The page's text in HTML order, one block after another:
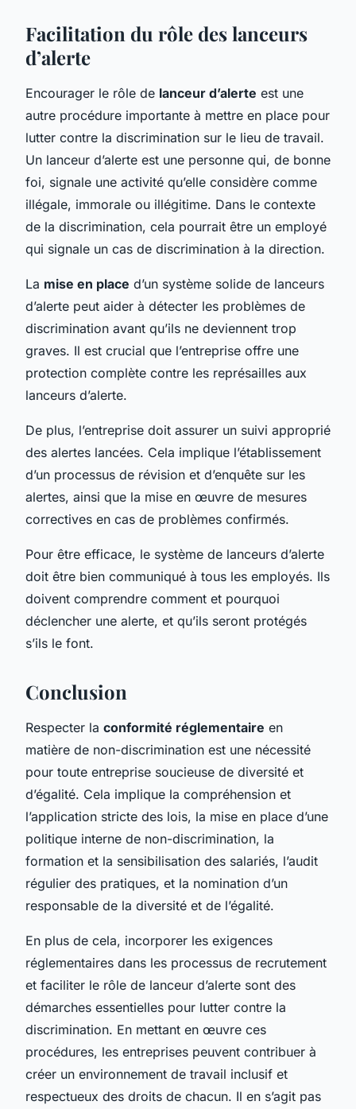
Facilitation du rôle des lanceurs
d’alerte
Encourager le rôle de lanceur d’alerte est une
autre procédure importante à mettre en place pour
lutter contre la discrimination sur le lieu de travail.
Un lanceur d’alerte est une personne qui, de bonne
foi, signale une activité qu’elle considère comme
illégale, immorale ou illégitime. Dans le contexte
de la discrimination, cela pourrait être un employé
qui signale un cas de discrimination à la direction.
La mise en place d’un système solide de lanceurs
d’alerte peut aider à détecter les problèmes de
discrimination avant qu’ils ne deviennent trop
graves. Il est crucial que l’entreprise offre une
protection complète contre les représailles aux
lanceurs d’alerte.
De plus, l’entreprise doit assurer un suivi approprié
des alertes lancées. Cela implique l’établissement
d’un processus de révision et d’enquête sur les
alertes, ainsi que la mise en œuvre de mesures
correctives en cas de problèmes confirmés.
Pour être efficace, le système de lanceurs d’alerte
doit être bien communiqué à tous les employés. Ils
doivent comprendre comment et pourquoi
déclencher une alerte, et qu’ils seront protégés
s’ils le font.
Conclusion
Respecter la conformité réglementaire en
matière de non-discrimination est une nécessité
pour toute entreprise soucieuse de diversité et
d’égalité. Cela implique la compréhension et
l’application stricte des lois, la mise en place d’une
politique interne de non-discrimination, la
formation et la sensibilisation des salariés, l’audit
régulier des pratiques, et la nomination d’un
responsable de la diversité et de l’égalité.
En plus de cela, incorporer les exigences
réglementaires dans les processus de recrutement
et faciliter le rôle de lanceur d’alerte sont des
démarches essentielles pour lutter contre la
discrimination. En mettant en œuvre ces
procédures, les entreprises peuvent contribuer à
créer un environnement de travail inclusif et
respectueux des droits de chacun. Il en s’agit pas